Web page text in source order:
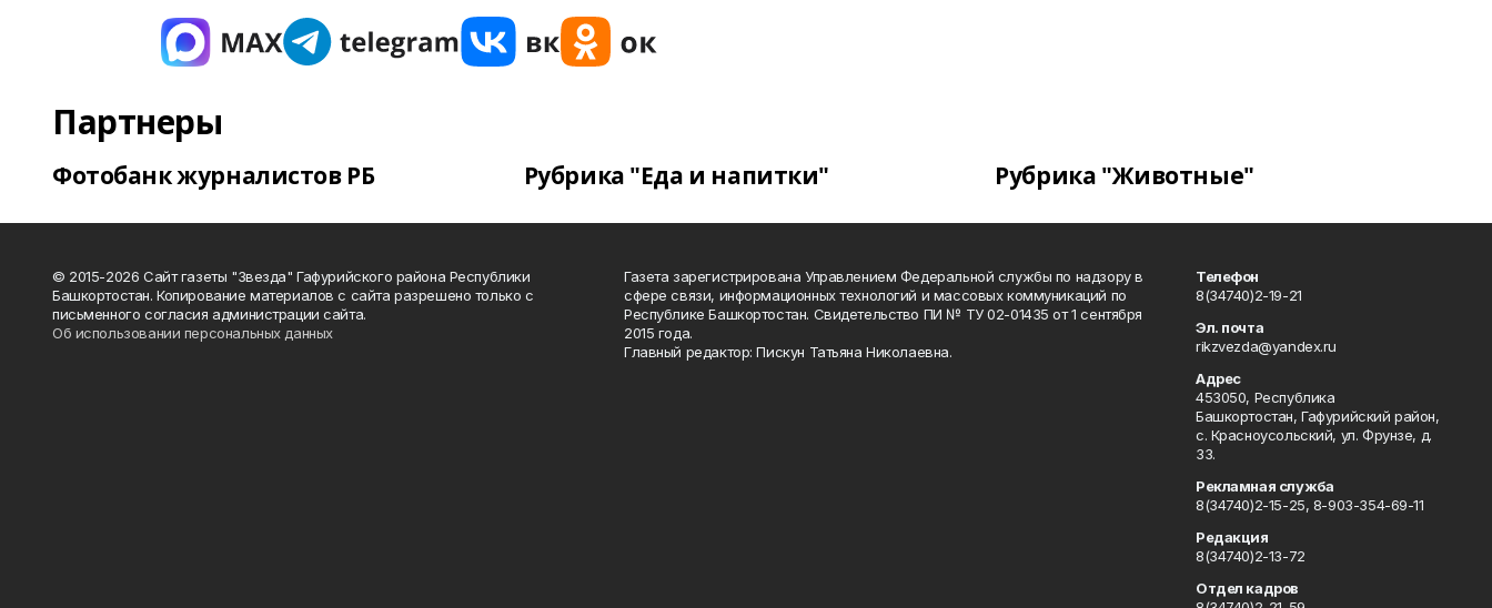
Партнеры
Фотобанк журналистов РБ Рубрика "Еда и напитки" Рубрика "Животные"
© 2015-2026 Сайт газеты "Звезда" Гафурийского района Республики
Башкортостан. Копирование материалов с сайта разрешено только с
письменного согласия администрации сайта.
Об использовании персональных данных
Газета зарегистрирована Управлением Федеральной службы по надзору в
сфере связи, информационных технологий и массовых коммуникаций по
Республике Башкортостан. Свидетельство ПИ № ТУ 02-01435 от 1 сентября
2015 года.
Главный редактор: Пискун Татьяна Николаевна.
Телефон
8(34740)2-19-21
Эл. почта
rikzvezda@yandex.ru
Адрес
453050, Республика
Башкортостан, Гафурийский район,
с. Красноусольский, ул. Фрунзе, д.
33.
Рекламная служба
8(34740)2-15-25, 8-903-354-69-11
Редакция
8(34740)2-13-72
Отдел кадров